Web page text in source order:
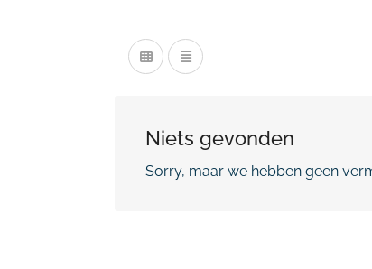
Niets gevonden
Sorry, maar we hebben geen